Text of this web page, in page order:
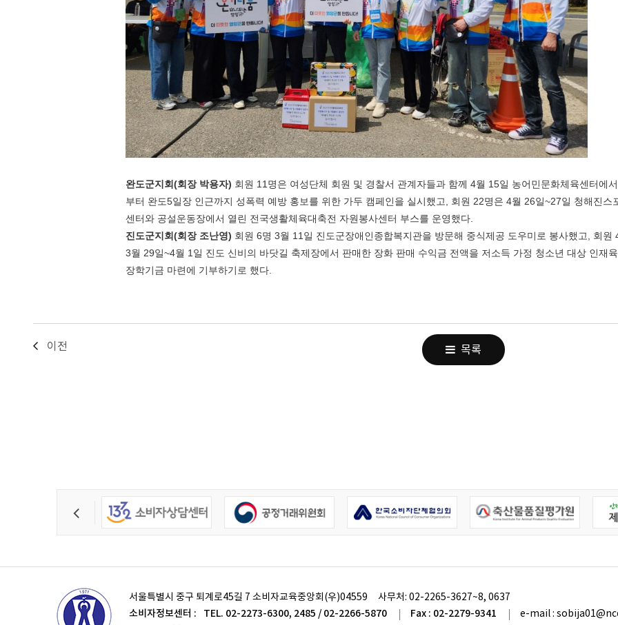
완도군지회(회장 박용자) 회원 11명은 여성단체 회원 및 경찰서 관계자들과 함께 4월 15일 농어민문화체육센터에서
부터 완도5일장 인근까지 성폭력 예방 홍보를 위한 가두 캠페인을 실시했고, 회원 22명은 4월 26일~27일 청해진스
센터와 공설운동장에서 열린 전국생활체육대축전 자원봉사센터 부스를 운영했다.
진도군지회(회장 조난영) 회원 6명 3월 11일 진도군장애인종합복지관을 방문해 중식제공 도우미로 봉사했고, 회원
3월 29일~4월 1일 진도 신비의 바닷길 축제장에서 판매한 장화 판매 수익금 전액을 저소득 가정 청소년 대상 인재
장학기금 마련에 기부하기로 했다.
이전 목록
서울특별시 중구 퇴계로45길 7 소비자교육중앙회(우)04559 사무처: 02-2265-3627~8, 0637
소비자정보센터 :
TEL. 02-2273-6300, 2485 / 02-2266-5870 Fax : 02-2279-9341 e-mail :